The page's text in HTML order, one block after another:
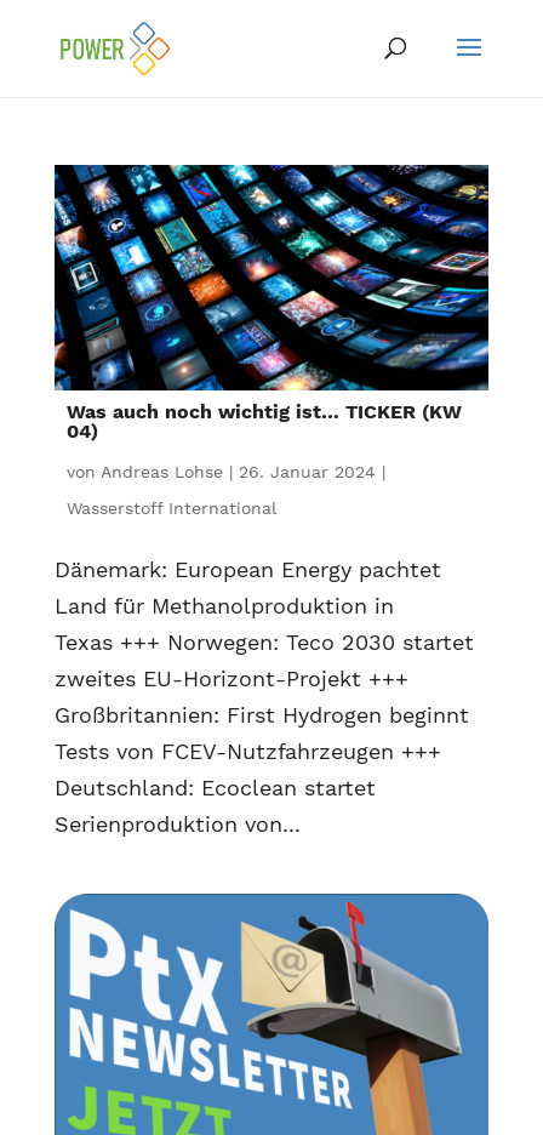
Was auch noch wichtig ist… TICKER (KW
04)
von Andreas Lohse| 26. Januar 2024 |
Wasserstoff International
Dänemark: European Energy pachtet
Land für Methanolproduktion in
Texas +++ Norwegen: Teco 2030 startet
zweites EU-Horizont-Projekt +++
Großbritannien: First Hydrogen beginnt
Tests von FCEV-Nutzfahrzeugen +++
Deutschland: Ecoclean startet
Serienproduktion von...